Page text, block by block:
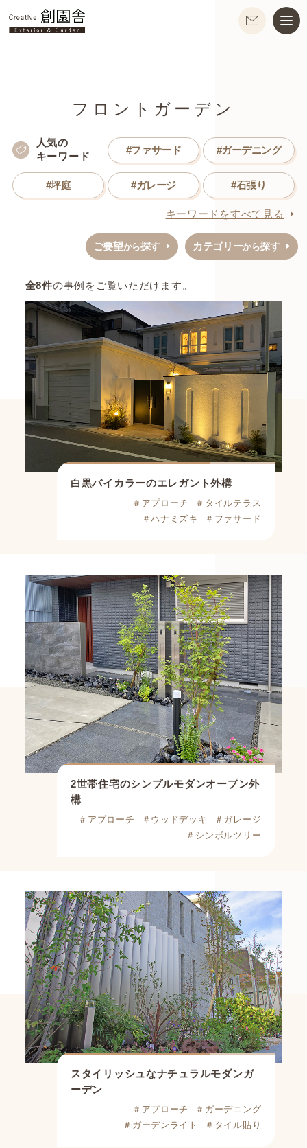
フロントガーデン
人気の
キーワード
#ファサード #ガーデニング
#坪庭 #ガレージ #石張り
キーワードをすべて見る
ご要望から探す カテゴリーから探す
全8件の事例をご覧いただけます。
白黒バイカラーのエレガント外構
＃アプローチ
＃タイルテラス
＃ハナミズキ
＃ファサード
2世帯住宅のシンプルモダンオープン外
構
＃アプローチ ＃ウッドデッキ
＃ガレージ
＃シンボルツリー
スタイリッシュなナチュラルモダンガ
ーデン
＃アプローチ
＃ガーデニング
＃ガーデンライト
＃タイル貼り